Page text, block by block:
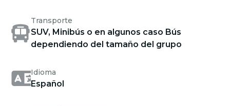
Transporte
SUV, Minibús o en algunos caso Bús
dependiendo del tamaño del grupo
Idioma
Español